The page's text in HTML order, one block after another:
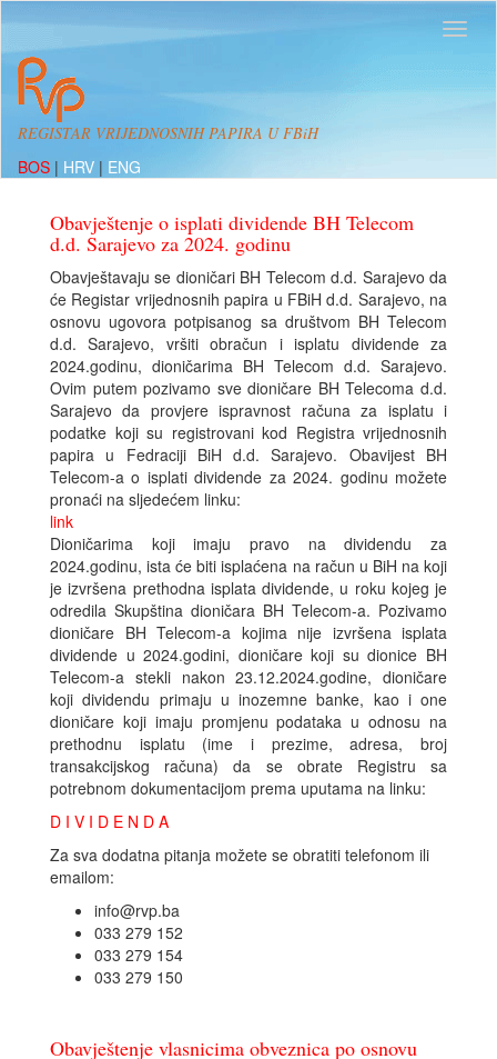
REGISTAR VRIJEDNOSNIH PAPIRA U FBiH
BOS | HRV | ENG
Obavještenje o isplati dividende BH Telecom
d.d. Sarajevo za 2024. godinu
Obavještavaju se dioničari BH Telecom d.d. Sarajevo da
će Registar vrijednosnih papira u FBiH d.d. Sarajevo, na
osnovu ugovora potpisanog sa društvom BH Telecom
d.d. Sarajevo, vršiti obračun i isplatu dividende za
2024.godinu, dioničarima BH Telecom d.d. Sarajevo.
Ovim putem pozivamo sve dioničare BH Telecoma d.d.
Sarajevo da provjere ispravnost računa za isplatu i
podatke koji su registrovani kod Registra vrijednosnih
papira u Fedraciji BiH d.d. Sarajevo. Obavijest BH
Telecom-a o isplati dividende za 2024. godinu možete
pronaći na sljedećem linku:
link
Dioničarima koji imaju pravo na dividendu za
2024.godinu, ista će biti isplaćena na račun u BiH na koji
je izvršena prethodna isplata dividende, u roku kojeg je
odredila Skupština dioničara BH Telecom-a. Pozivamo
dioničare BH Telecom-a kojima nije izvršena isplata
dividende u 2024.godini, dioničare koji su dionice BH
Telecom-a stekli nakon 23.12.2024.godine, dioničare
koji dividendu primaju u inozemne banke, kao i one
dioničare koji imaju promjenu podataka u odnosu na
prethodnu isplatu (ime i prezime, adresa, broj
transakcijskog računa) da se obrate Registru sa
potrebnom dokumentacijom prema uputama na linku:
D I V I D E N D A
Za sva dodatna pitanja možete se obratiti telefonom ili
emailom:
info@rvp.ba
033 279 152
033 279 154
033 279 150
Obavještenje vlasnicima obveznica po osnovu